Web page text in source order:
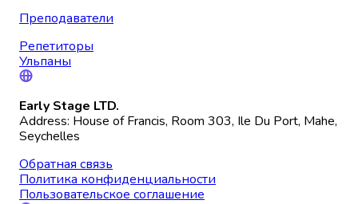
Преподаватели
Репетиторы
Ульпаны
Early Stage LTD.
Address: House of Francis, Room 303, Ile Du Port, Mahe,
Seychelles
Обратная связь
Политика конфиденциальности
Пользовательское соглашение